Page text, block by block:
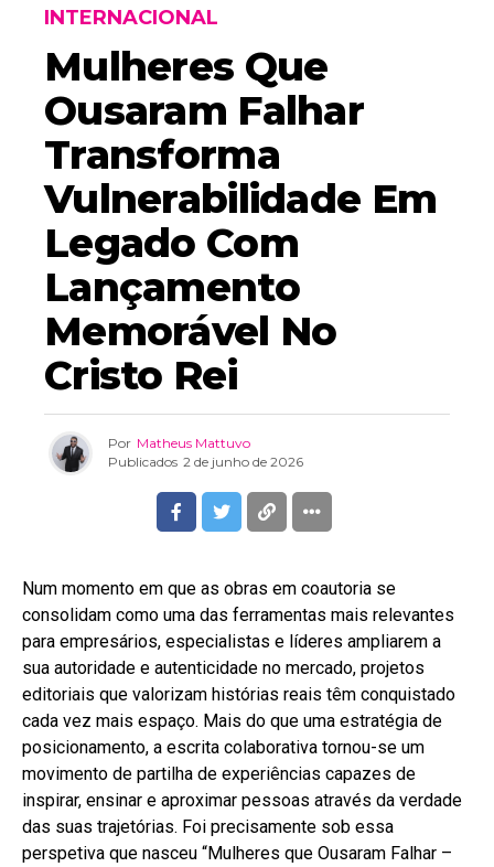
INTERNACIONAL
Mulheres Que
Ousaram Falhar
Transforma
Vulnerabilidade Em
Legado Com
Lançamento
Memorável No
Cristo Rei
Por Matheus Mattuvo
Publicados 2 de junho de 2026
Num momento em que as obras em coautoria se
consolidam como uma das ferramentas mais relevantes
para empresários, especialistas e líderes ampliarem a
sua autoridade e autenticidade no mercado, projetos
editoriais que valorizam histórias reais têm conquistado
cada vez mais espaço. Mais do que uma estratégia de
posicionamento, a escrita colaborativa tornou-se um
movimento de partilha de experiências capazes de
inspirar, ensinar e aproximar pessoas através da verdade
das suas trajetórias. Foi precisamente sob essa
perspetiva que nasceu “Mulheres que Ousaram Falhar –